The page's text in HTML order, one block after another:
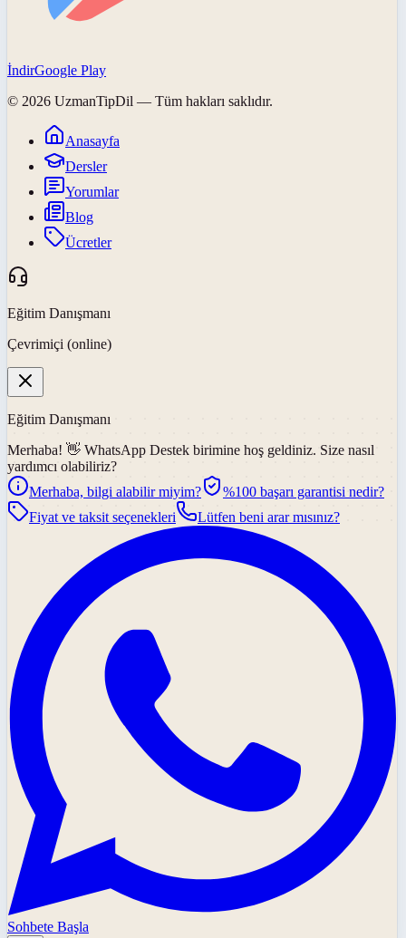
İndirGoogle Play
© 2026 UzmanTipDil — Tüm hakları saklıdır.
Anasayfa
Dersler
Yorumlar
Blog
Ücretler
Eğitim Danışmanı
Çevrimiçi (online)
Eğitim Danışmanı
Merhaba! 👋 WhatsApp Destek birimine hoş geldiniz. Size nasıl
yardımcı olabiliriz?
Merhaba, bilgi alabilir miyim?
%100 başarı garantisi nedir?
Fiyat ve taksit seçenekleri
Lütfen beni arar mısınız?
Sohbete Başla